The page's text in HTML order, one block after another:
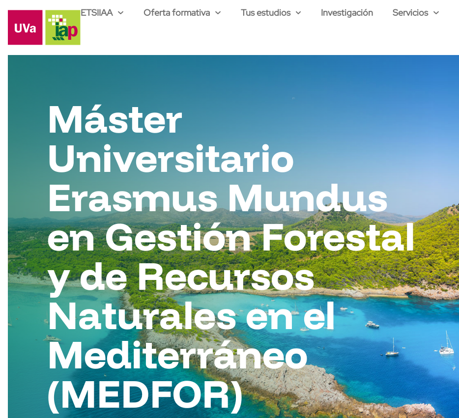
ETSIIAA Oferta formativa Tus estudios Investigación Servicios
Máster
Universitario
Erasmus Mundus
en Gestión Forestal
y de Recursos
Naturales en el
Mediterráneo
(MEDFOR)